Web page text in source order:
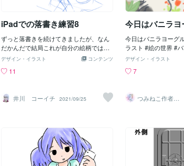
iPadでの落書き練習8
ずっと落書きを続けてきましたが、なん
だかんだで結局これが自分の絵柄ではな
いのか？という結論でしょうか。 絵柄の
人の絵だ！」だと分かる方が大事です
の萌え絵なんて描けないし。これだと速
く描けます。下描きから完成まで小一時
コンテンツ
デザイン・イラスト
11
井川 コーイチ 2021/09/25
今日はバニラヨ
今日はバニラヨーグ
ラスト #絵の世界 #
日
デザイン・イラスト
7
つみねこ作者の
なくも（奈雲）